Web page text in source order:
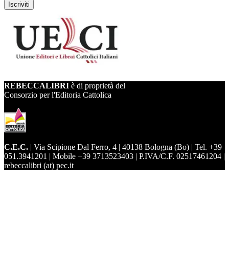
Iscriviti
REBECCALIBRI è di proprietà del
Consorzio per l'Editoria Cattolica
C.E.C. | Via Scipione Dal Ferro, 4 | 40138 Bologna (Bo) | Tel. +39
051.3941201 | Mobile +39 3713523403 | P.IVA/C.F. 02517461204 |
rebeccalibri (at) pec.it